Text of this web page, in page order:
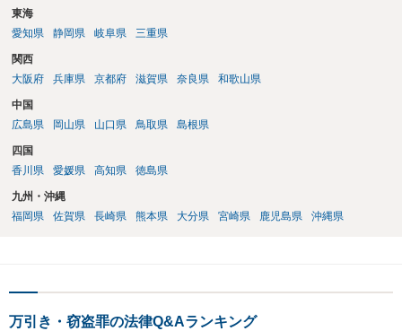
東海
愛知県
静岡県 岐阜県 三重県
関西
大阪府
兵庫県 京都府 滋賀県 奈良県 和歌山県
中国
広島県
岡山県 山口県 鳥取県 島根県
四国
香川県
愛媛県 高知県 徳島県
九州・沖縄
福岡県
佐賀県 長崎県 熊本県 大分県 宮崎県 鹿児島県 沖縄県
万引き・窃盗罪の法律Q&Aランキング